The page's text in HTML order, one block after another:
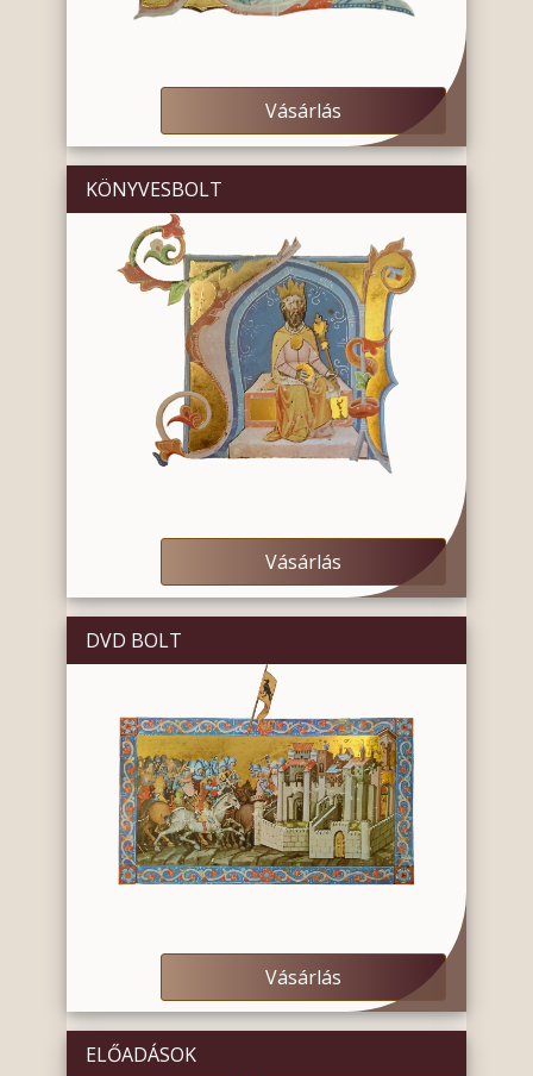
Vásárlás
KÖNYVESBOLT
Vásárlás
DVD BOLT
Vásárlás
ELŐADÁSOK